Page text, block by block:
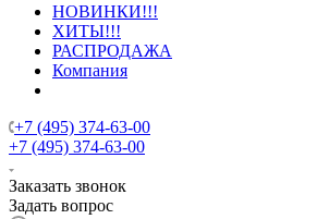
НОВИНКИ!!!
ХИТЫ!!!
РАСПРОДАЖА
Компания
+7 (495) 374-63-00
+7 (495) 374-63-00
Заказать звонок
Задать вопрос